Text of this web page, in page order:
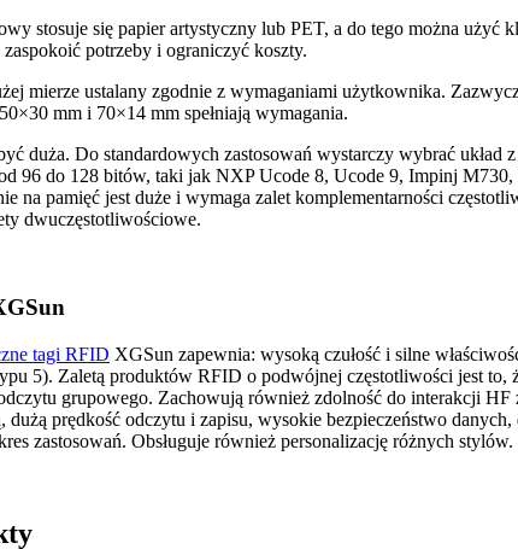
stosuje się papier artystyczny lub PET, a do tego można użyć
potrzeby i ograniczyć koszty.
mierze ustalany zgodnie z wymaganiami użytkownika.
mm i 70×14 mm spełniają wymagania.
duża. Do standardowych zastosowań wystarczy wybrać układ z
96 do 128 bitów, taki jak NXP Ucode 8, Ucode 9, Impinj M730,
na pamięć jest duże i wymaga zalet komplementarności
dwuczęstotliwościowe.
tagi RFID XGSun zapewnia: wysoką czułość i silne
5). Zaletą produktów RFID o podwójnej częstotliwości jest to,
grupowego. Zachowują również zdolność do interakcji
prędkość odczytu i zapisu, wysokie bezpieczeństwo
zastosowań. Obsługuje również personalizację różnych stylów.